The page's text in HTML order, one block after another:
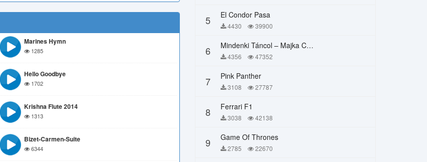
Marines Hymn
1285
Hello Goodbye
1702
Krishna Flute 2014
1313
Bizet-Carmen-Suite
6344
5 El Condor Pasa
4430 39900
6 Mindenki Táncol – Majka Curtis, Péter Majoros
4356 47352
7 Pink Panther
3108 27787
8 Ferrari F1
3038 42138
9 Game Of Thrones
2785 22670